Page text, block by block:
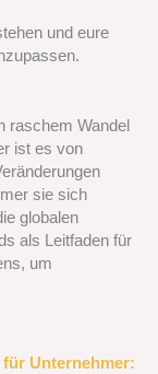
und eure
raschem Wandel
ist es von
sie sich
globalen
als Leitfaden für
um
Unternehmer: